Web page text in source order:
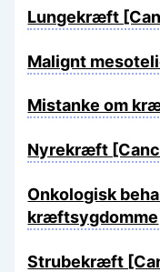
Lungekræft
Malignt
Mistanke om
Nyrekræft
Onkologisk
kræftsygdomme
Strubekræft